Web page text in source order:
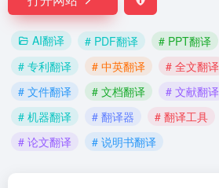
AI翻译 # PDF翻译 # PPT翻译
# 专利翻译
# 中英翻译 # 全文翻译
# 文件翻译
# 文档翻译 # 文献翻译
# 机器翻译
# 翻译器 # 翻译工具
# 论文翻译
# 说明书翻译